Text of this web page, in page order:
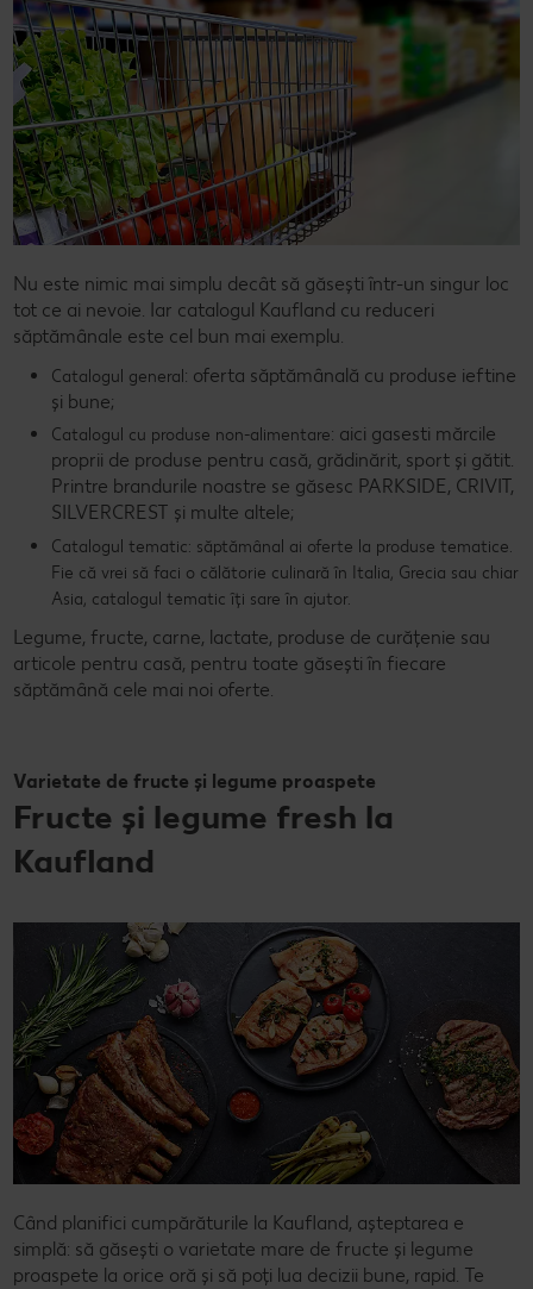
Nu este nimic mai simplu decât să găsești într-un singur loc
tot ce ai nevoie. Iar catalogul Kaufland cu reduceri
săptămânale este cel bun mai exemplu.
Catalogul general : oferta săptămânală cu produse ieftine
și bune;
Catalogul cu produse non-alimentare: aici gasesti mărcile
proprii de produse pentru casă, grădinărit, sport și gătit.
Printre brandurile noastre se găsesc PARKSIDE, CRIVIT,
SILVERCREST și multe altele;
Catalogul tematic: săptămânal ai oferte la produse tematice.
Fie că vrei să faci o călătorie culinară în Italia, Grecia sau chiar
Asia, catalogul tematic îți sare în ajutor.
Legume, fructe, carne, lactate, produse de curățenie sau
articole pentru casă, pentru toate găsești în fiecare
săptămână cele mai noi oferte.
Varietate de fructe și legume proaspete
Fructe și legume fresh la
Kaufland
Când planifici cumpărăturile la Kaufland, așteptarea e
simplă: să găsești o varietate mare de fructe și legume
proaspete la orice oră și să poți lua decizii bune, rapid. Te